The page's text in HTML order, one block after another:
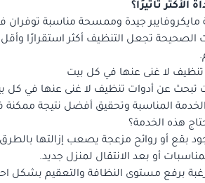
الأكثر تأثيرًا؟
جيدة وممسحة مناسبة توفران
الصحيحة تجعل التنظيف أكثر استقرارًا
تنظيف لا غنى عنها في كل بيت
تبحث عن أدوات تنظيف لا غنى عنها في
الخدمة المناسبة وتحقيق أفضل نتيجة
هذه الخدمة؟
بقع أو روائح مزعجة يصعب إزالتها بالطرق
أو بعد الانتقال لمنزل جديد.
برفع مستوى النظافة والتعقيم بشكل